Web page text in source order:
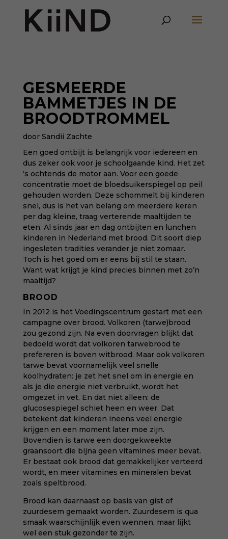
GESMEERDE
BAMMETJES IN DE
BROODTROMMEL
door Sandii Zachte
Een goed ontbijt is belangrijk voor iedereen en
dus zeker ook voor je schoolgaande kind. Het zet
‘s ochtends de motor aan. Voor een goede
concentratie moet de bloedsuikerspiegel op peil
gehouden worden. Deze schommelt bij kinderen
snel, dus is het van belang om meerdere keren
per dag kleine, traag verterende maaltijden te
eten. Al sinds jaar en dag ontbijten en lunchen
kinderen in Nederland met brood. Dit soort diep
ingesleten tradities verander je niet zomaar.
Toch is het goed om er eens bij stil te staan.
Want wat krijgt je kind precies binnen met zo’n
maaltijd?
BROOD
In 2012 is het Voedingscentrum gestart met een
campagne over brood. Volkoren (tarwe)brood
zou gezond zijn. Na even doorvragen blijkt dat
bedoeld wordt dat volkoren tarwebrood te
prefereren is boven witbrood. Maar ook volkoren
tarwe bevat voornamelijk veel snelle
koolhydraten: je zet het snel om in energie en
als je die energie niet verbruikt, wordt het
omgezet in vet. En dat niet alleen: de
glucosespiegel schiet heen en weer. Dat
betekent dat kinderen ineens veel energie
krijgen en een moment later moe zijn.
Bovendien is tarwe een doorgekweekte
graansoort die bijna geen vitamines meer bevat.
Er bestaat ook brood dat gemakkelijker verteerd
wordt, en meer vitamines en mineralen bevat
zoals speltbrood.
Brood kan daarnaast op basis van gist of
zuurdesem gemaakt worden. Zuurdesem is qua
smaak waarschijnlijk even wennen, maar lijkt
wel een stuk gezonderte zijn.